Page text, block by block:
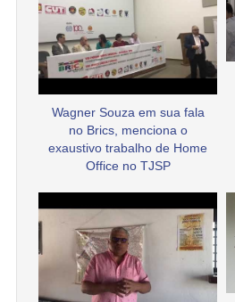
Wagner Souza em sua fala
no Brics, menciona o
exaustivo trabalho de Home
Office no TJSP